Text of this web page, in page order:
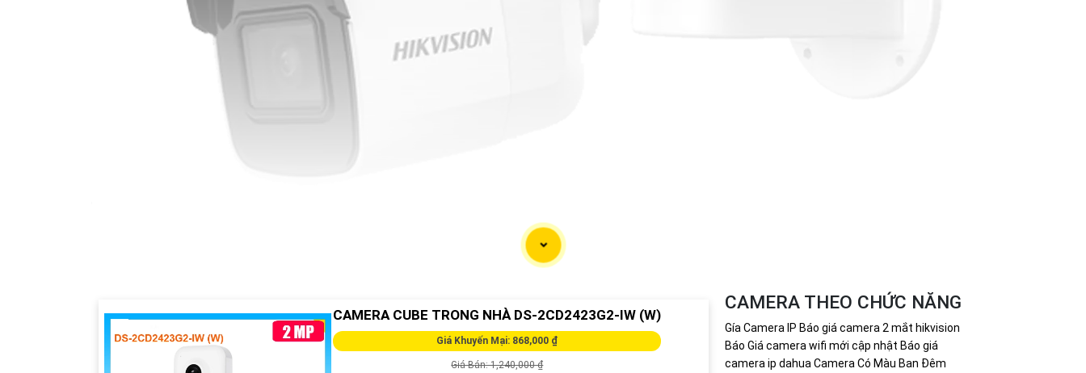
CAMERA CUBE TRONG NHÀ DS-2CD2423G2-IW (W)
Giá Khuyến Mại: 868,000 ₫
Giá Bán: 1,240,000 ₫
CAMERA THEO CHỨC NĂNG
Gía Camera IP Báo giá camera 2 mắt hikvision
Báo Giá camera wifi mới cập nhật Báo giá
camera ip dahua Camera Có Màu Ban Đêm